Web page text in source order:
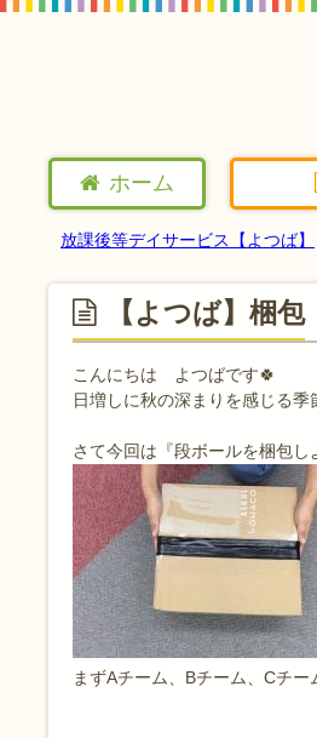
ホーム
放課後等デイサービス【よつば】
【よつば】梱包
こんにちは よつばです🍀
日増しに秋の深まりを感じる季
さて今回は『段ボールを梱包
まずAチーム、Bチーム、Cチ